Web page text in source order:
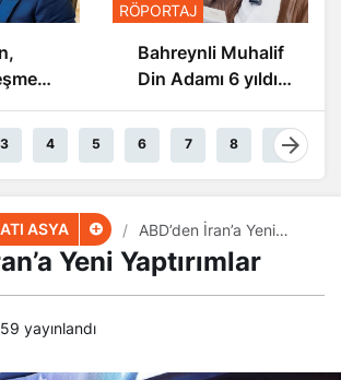
yıldır
RÖPORTAJ
Süleymani’nin Kanı
Direnişin
Damarlarında
Akıyor
3 4 5 6 7 8 9
ASYA
ABD’den İran’a Yeni
Yaptırımlar
Yeni Yaptırımlar
yayınlandı